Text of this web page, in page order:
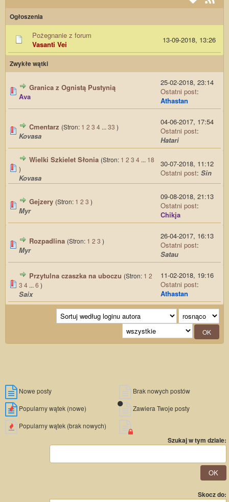
Ogłoszenia
Pożegnanie z forum
Vasanti Vei
13-09-2018, 13:26
Zwykłe wątki
Granica z Ognistą Pustynią
Ava
25-02-2018, 23:14
Ostatni post:
Athastan
Cmentarz (Stron: 1 2 3 4 ... 33 )
Kovasa
04-06-2017, 17:54
Ostatni post:
Hatari
Wielki Szkielet Słonia (Stron: 1 2 3 4 ... 18
)
Kovasa
30-07-2018, 11:12
Ostatni post: Sin
Gejzery (Stron: 1 2 3 )
Myr
09-08-2018, 21:13
Ostatni post:
Chikja
Rozpadlina (Stron: 1 2 3 )
Myr
26-04-2017, 16:13
Ostatni post:
Satau
Przytulna czaszka na uboczu (Stron: 1 2
3 4 ... 6 )
Saix
11-02-2018, 19:16
Ostatni post:
Athastan
Nowe posty
Popularny wątek (nowe)
Popularny wątek (brak nowych)
Brak nowych postów
Zawiera Twoje posty
Szukaj w tym dziale:
Skocz do: